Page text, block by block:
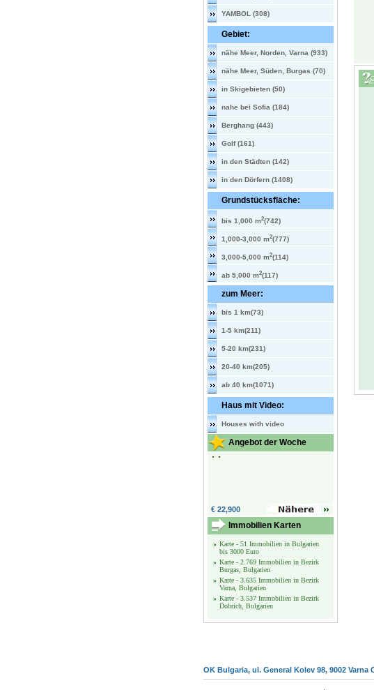
YAMBOL (308)
Gebiet:
nähe Meer, Norden, Varna (933)
nähe Meer, Süden, Burgas (70)
in Skigebieten (50)
nahe bei Sofia (184)
Berghang (443)
Golf (161)
in den Städten (142)
in den Dörfern (1408)
Grundstücksfläche:
bis 1,000 m2(742)
1,000-3,000 m2(777)
3,000-5,000 m2(114)
ab 5,000 m2(117)
zum Meer:
bis 1 km(73)
1-5 km(211)
5-20 km(231)
20-40 km(205)
ab 40 km(1071)
Haus mit Video:
Houses with video
Angebot der Woche
€ 22,900
Immobilien Karten
» Karte - 51 Immobilien in Bulgarien
bis 3000 Euro
» Karte - 2.769 Immobilien in Bezirk
Burgas, Bulgarien
» Karte - 3.635 Immobilien in Bezirk
Varna, Bulgarien
» Karte - 3.537 Immobilien in Bezirk
Dobrich, Bulgarien
OK Bulgaria, ul. General Kolev 98, 9002 Varna